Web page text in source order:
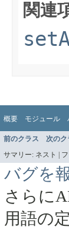
関連
概要 モジュール
前のクラス 次のク
サマリー: ネスト |
バグを
さらに
用語の